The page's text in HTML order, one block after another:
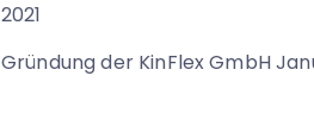
2021
Gründung der KinFlex GmbH